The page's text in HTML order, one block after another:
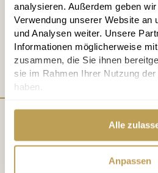
analysieren. Außerdem geben
Verwendung unserer Website an
und Analysen weiter. Unsere
Informationen möglicherweise
zusammen, die Sie ihnen
sie im Rahmen Ihrer Nutzung
haben.
Alle
Anpassen
Bitte
diese.
Mail